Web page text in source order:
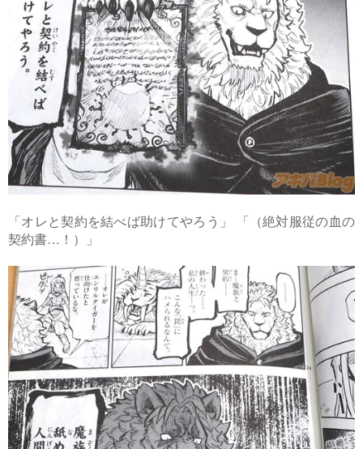
「オレと契約を結べば助けてやろう」 「（絶対服従の血の
契約書…！）」